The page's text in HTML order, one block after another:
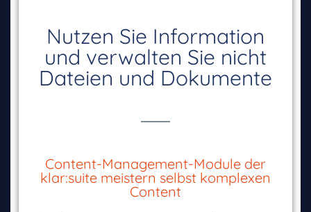
Nutzen Sie Information
und verwalten Sie nicht
Dateien und Dokumente
Content-Management-Module der
klar:suite meistern selbst komplexen
Content